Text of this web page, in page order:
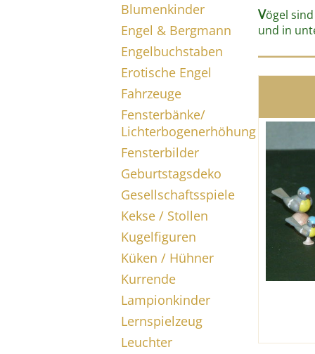
Blumenkinder
Engel & Bergmann
Engelbuchstaben
Erotische Engel
Fahrzeuge
Fensterbänke/
Lichterbogenerhöhung
Fensterbilder
Geburtstagsdeko
Gesellschaftsspiele
Kekse / Stollen
Kugelfiguren
Küken / Hühner
Kurrende
Lampionkinder
Lernspielzeug
Leuchter
Vögel
und in